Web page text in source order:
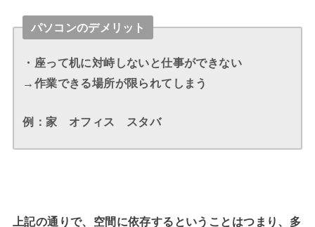
パソコンのデメリット
・座って机に対峙しないと仕事ができない
→作業できる場所が限られてしまう
例：家 オフィス スタバ
上記の通りで、空間に依存するということはつまり、多